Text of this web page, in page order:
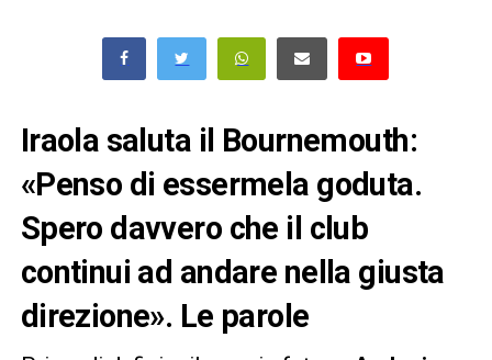
Iraola saluta il Bournemouth:
«Penso di essermela goduta.
Spero davvero che il club
continui ad andare nella giusta
direzione». Le parole